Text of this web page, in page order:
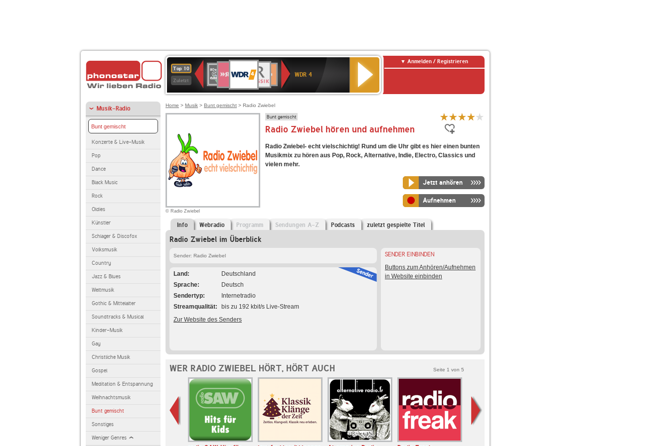
Top 10
Zuletzt
Deutschlandfunk
80er
90er
OLDIE
ANTENNE
4
KLASSIK
Deutschlandfunk
Kultur
Kultur
2
WDR 4
Anmelden / Registrieren
Musik-Radio
Bunt gemischt
Konzerte & Live-Musik
Pop
Dance
Black Music
Rock
Oldies
Künstler
Schlager & Discofox
Volksmusik
Country
Jazz & Blues
Weltmusik
Gothic & Mittelalter
Soundtracks & Musical
Kinder-Musik
Gay
Christliche Musik
Gospel
Meditation & Entspannung
Weihnachtsmusik
Bunt gemischt
Sonstiges
Weniger Genres
Home > Musik > Bunt gemischt > Radio Zwiebel
© Radio Zwiebel
Bunt gemischt
Radio Zwiebel hören und aufnehmen
Radio Zwiebel- echt vielschichtig! Rund um die Uhr gibt es hier einen bunten
Musikmix zu hören aus Pop, Rock, Alternative, Indie, Electro, Classics und
vielen mehr.
Jetzt anhören
Aufnehmen
Info Webradio Programm Sendungen A-Z Podcasts zuletzt gespielte Titel
Radio Zwiebel im Überblick
Sender: Radio Zwiebel
Land
Deutschland
Sprache
Deutsch
Sendertyp
Internetradio
Streamqualität
bis zu 192 kbit/s Live-Stream
Zur Website des Senders
SENDER EINBINDEN
Buttons zum Anhören/Aufnehmen
in Website einbinden
WER RADIO ZWIEBEL HÖRT, HÖRT AUCH Seite 1 von 5